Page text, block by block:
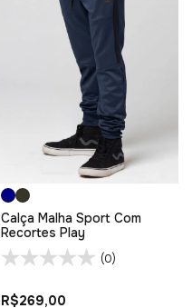
Calça Malha Sport Com
Recortes Play
(0)
R$269,00